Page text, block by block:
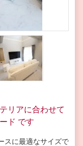
リアに合わせて
ド です
スに最適なサイズで